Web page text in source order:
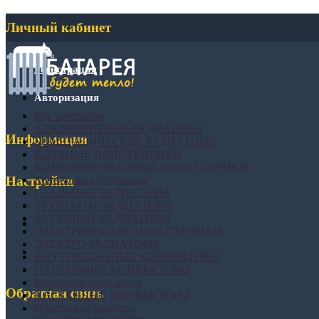
Личный кабинет
Регистрация
Авторизация
Информация
Настройки
Обратная связь
БИМЕТАЛИЧЕСКИЕ РАДИАТОРЫ
Конвекторы отопления
СТАЛЬНЫЕ РАДИАТОРЫ
НАСТЕННЫЕ КОНВЕКТОРЫ